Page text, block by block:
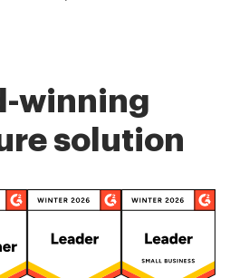
winning
solution